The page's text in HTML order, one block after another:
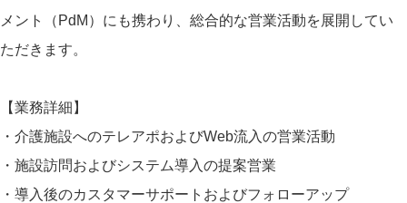
メント（PdM）にも携わり、総合的な営業活動を展開してい
ただきます。
【業務詳細】
・介護施設へのテレアポおよびWeb流入の営業活動
・施設訪問およびシステム導入の提案営業
・導入後のカスタマーサポートおよびフォローアップ